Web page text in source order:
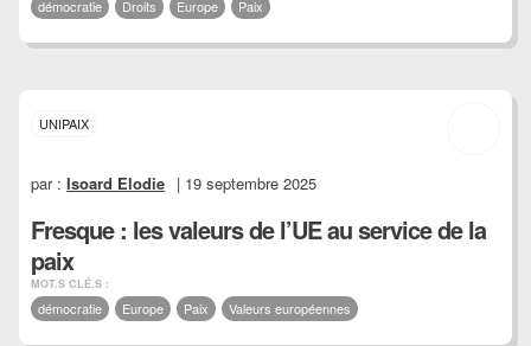
démocratie Droits Europe Paix
UNIPAIX
par :Isoard Elodie | 19 septembre 2025
Fresque : les valeurs de l’UE au service de la
paix
MOT.S CLÉ.S :
démocratie Europe Paix Valeurs européennes